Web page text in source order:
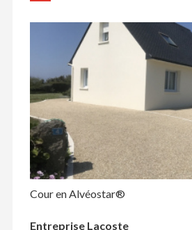
Cour en Alvéostar®
Entreprise Lacoste